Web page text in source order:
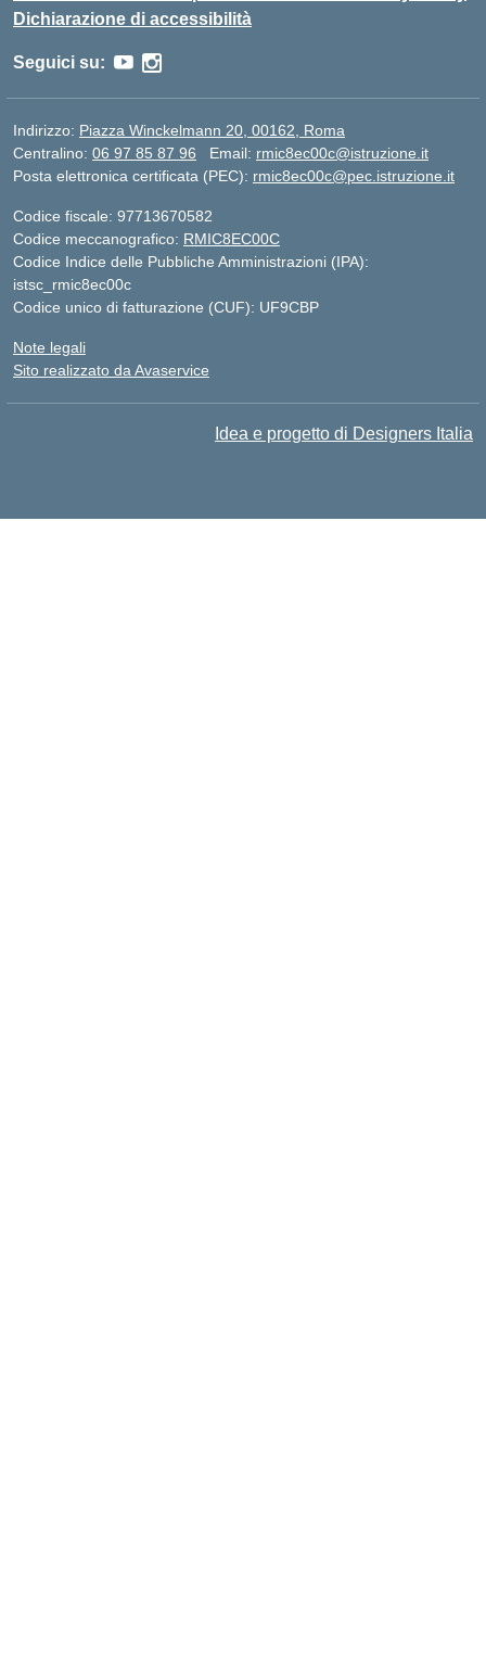
Dichiarazione di accessibilità
Seguici su:
Indirizzo: Piazza Winckelmann 20, 00162, Roma
Centralino: 06 97 85 87 96 Email: rmic8ec00c@istruzione.it
Posta elettronica certificata (PEC): rmic8ec00c@pec.istruzione.it
Codice fiscale: 97713670582
Codice meccanografico: RMIC8EC00C
Codice Indice delle Pubbliche Amministrazioni (IPA):
istsc_rmic8ec00c
Codice unico di fatturazione (CUF): UF9CBP
Note legali
Sito realizzato da Avaservice
Idea e progetto di Designers Italia